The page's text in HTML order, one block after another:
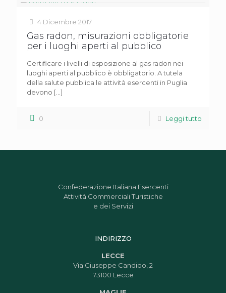
4 Dicembre 2017
Gas radon, misurazioni obbligatorie
per i luoghi aperti al pubblico
Certificare i livelli di esposizione al gas radon nei
luoghi aperti al pubblico è obbligatorio. A tutela
della salute pubblica le attività esercenti in Puglia
devono […]
0 Leggi tutto
Confederazione Italiana Esercenti
Attività Commerciali Turistiche
e dei Servizi
INDIRIZZO
LECCE
Via Giuseppe Candido, 2
73100 Lecce